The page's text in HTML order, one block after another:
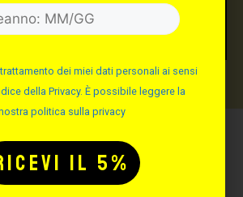
interessarti
anche:
dei miei dati personali ai sensi
della Privacy. È possibile leggere la
politica sulla privacy